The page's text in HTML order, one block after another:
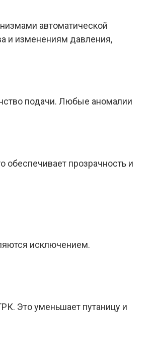
автоматической
и изменениям давления,
подачи. Любые аномалии
прозрачность и
исключением.
Это уменьшает путаницу и